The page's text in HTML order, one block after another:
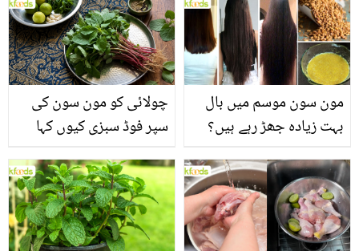
چولائی کو مون سون کی
سپر فوڈ سبزی کیوں کہا
منرلز اور اینٹی آکسیڈنٹس
سے بھرپور اس سبزی کے
فائدے
مون سون موسم میں بال
بہت زیادہ جھڑ رہے ہیں؟
بنانے کے چند قدرتی طریقے